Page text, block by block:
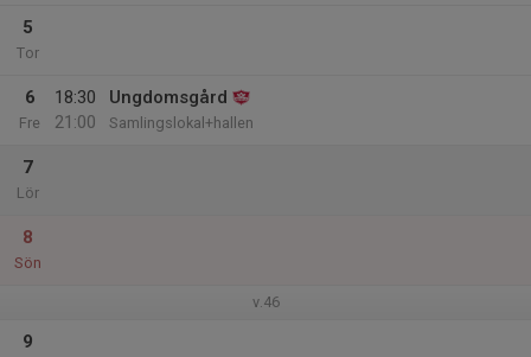
5
Tor
6
Fre
18:30
21:00
Ungdomsgård
Samlingslokal+hallen
7
Lör
8
Sön
v.46
9